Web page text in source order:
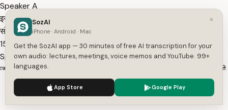
Speaker A
इसके बदले में महारानी उसे बहुत सारा पैसा देंगी और वह अमीर हो जाएगा ऐसा
सोचकर वह बूढ़ा आदमी उसी जगह पहुंच जाता है।
15:29
Speaker A
जहां रानी बजंती का मंडप लगा हुआ था जहां रानी बजंती रोज कहानियां सुना करती
15:39
Speaker A
We use cookies to enhance your experience.
×
SozAI
iPhone · Android · Mac
Get the SozAI app — 30 minutes of free AI transcription for your
own audio: lectures, meetings, voice memos and YouTube. 99+
languages.
App Store Google Play